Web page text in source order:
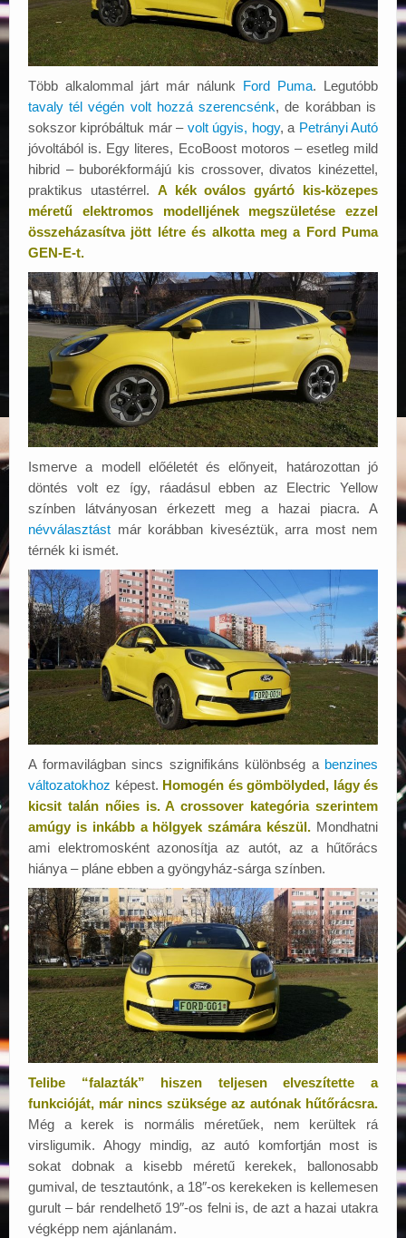
Több alkalommal járt már nálunk Ford Puma. Legutóbb
tavaly tél végén volt hozzá szerencsénk, de korábban is
sokszor kipróbáltuk már – volt úgyis, hogy, a Petrányi Autó
jóvoltából is. Egy literes, EcoBoost motoros – esetleg mild
hibrid – buborékformájú kis crossover, divatos kinézettel,
praktikus utastérrel. A kék oválos gyártó kis-közepes
méretű elektromos modelljének megszületése ezzel
összeházasítva jött létre és alkotta meg a Ford Puma
GEN-E-t.
Ismerve a modell előéletét és előnyeit, határozottan jó
döntés volt ez így, ráadásul ebben az Electric Yellow
színben látványosan érkezett meg a hazai piacra. A
névválasztást már korábban kiveséztük, arra most nem
térnék ki ismét.
A formavilágban sincs szignifikáns különbség a benzines
változatokhoz képest. Homogén és gömbölyded, lágy és
kicsit talán nőies is. A crossover kategória szerintem
amúgy is inkább a hölgyek számára készül. Mondhatni
ami elektromosként azonosítja az autót, az a hűtőrács
hiánya – pláne ebben a gyöngyház-sárga színben.
Telibe “falazták” hiszen teljesen elveszítette a
funkcióját, már nincs szüksége az autónak hűtőrácsra.
Még a kerek is normális méretűek, nem kerültek rá
virsligumik. Ahogy mindig, az autó komfortján most is
sokat dobnak a kisebb méretű kerekek, ballonosabb
gumival, de tesztautónk, a 18″-os kerekeken is kellemesen
gurult – bár rendelhető 19″-os felni is, de azt a hazai utakra
végképp nem ajánlanám.